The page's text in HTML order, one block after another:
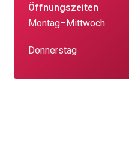
Öffnungszeiten
Montag–Mittwoch
Donnerstag